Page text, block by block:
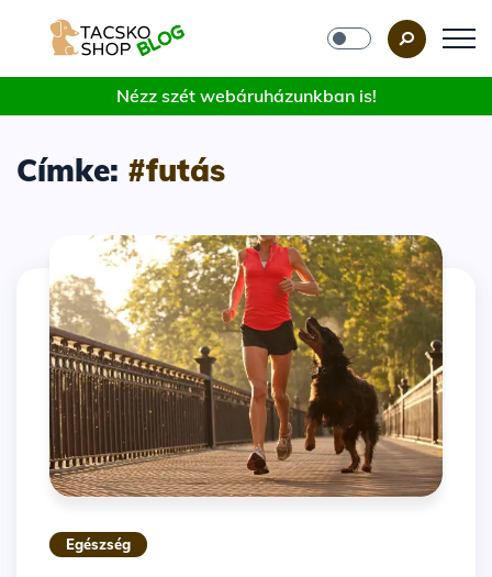
Nézz szét webáruházunkban is!
Címke: #futás
Egészség